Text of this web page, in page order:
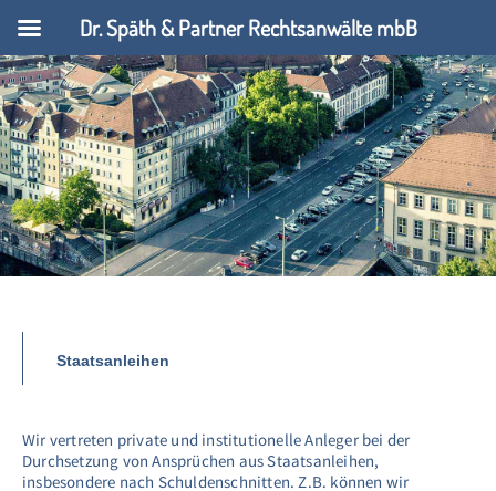
Staatsanleihen
Wir vertreten private und institutionelle Anleger bei der
Durchsetzung von Ansprüchen aus Staatsanleihen,
insbesondere nach Schuldenschnitten. Z.B. können wir
Dr. Späth & Partner Rechtsanwälte mbB